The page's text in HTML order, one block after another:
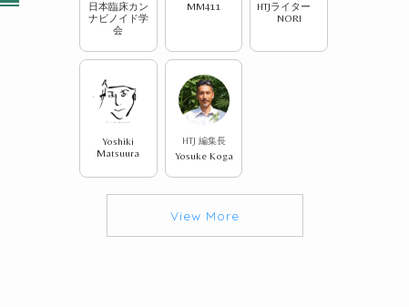
日本臨床カン
ナビノイド学
会
MM411
HTJライター
NORI
Yoshiki
Matsuura
HTJ 編集長
Yosuke Koga
View More